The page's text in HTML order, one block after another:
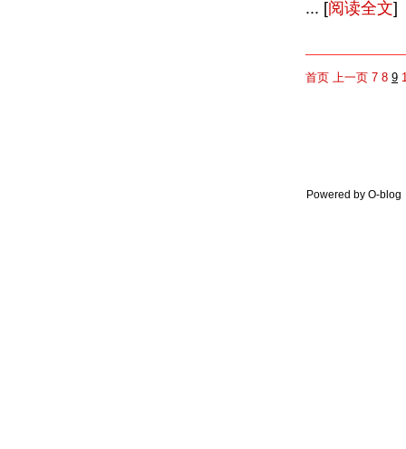
... [阅读全文]
首页 上一页 7 8 9
Powered by O-